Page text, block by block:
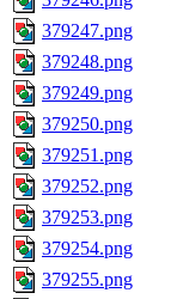
379247.png
379248.png
379249.png
379250.png
379251.png
379252.png
379253.png
379254.png
379255.png